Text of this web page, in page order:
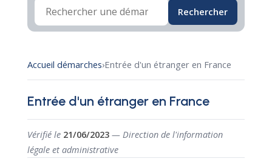
Rechercher
Accueil démarches›Entrée d'un étranger en France
Entrée d'un étranger en France
Vérifié le 21/06/2023— Direction de l'information
légale et administrative